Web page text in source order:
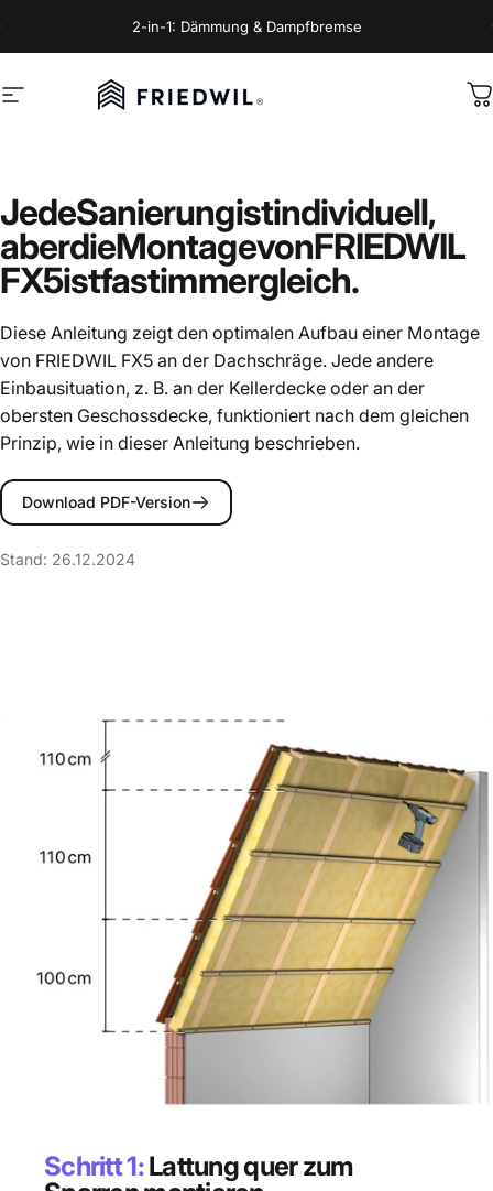
2-in-1: Dämmung & Dampfbremse
Seitennavigation
FRIEDWIL
JedeSanierungistindividuell,
aberdieMontagevonFRIEDWIL
FX5istfastimmergleich.
Diese Anleitung zeigt den optimalen Aufbau einer Montage
von FRIEDWIL FX5 an der Dachschräge. Jede andere
Einbausituation, z. B. an der Kellerdecke oder an der
obersten Geschossdecke, funktioniert nach dem gleichen
Prinzip, wie in dieser Anleitung beschrieben.
Download PDF-Version
Stand: 26.12.2024
Schritt 1:Lattung quer zum